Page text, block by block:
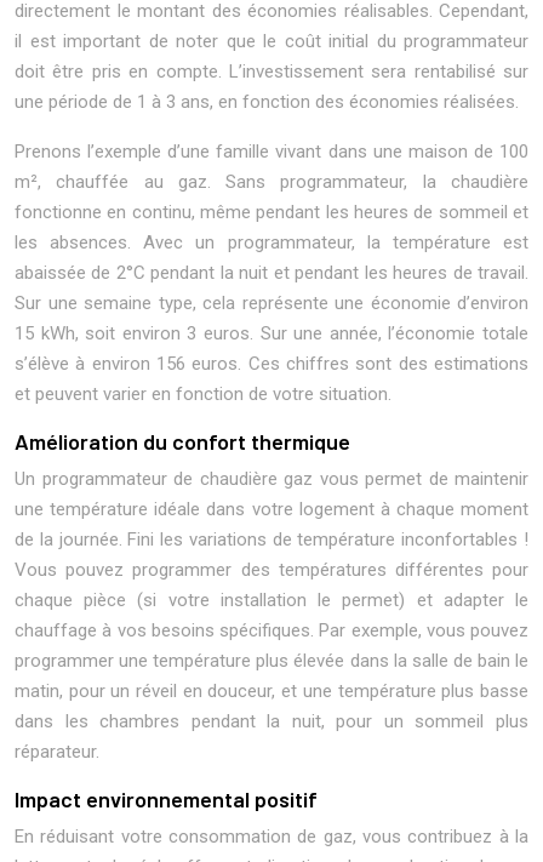
directement le montant des économies réalisables. Cependant,
il est important de noter que le coût initial du programmateur
doit être pris en compte. L’investissement sera rentabilisé sur
une période de 1 à 3 ans, en fonction des économies réalisées.
Prenons l’exemple d’une famille vivant dans une maison de 100
m², chauffée au gaz. Sans programmateur, la chaudière
fonctionne en continu, même pendant les heures de sommeil et
les absences. Avec un programmateur, la température est
abaissée de 2°C pendant la nuit et pendant les heures de travail.
Sur une semaine type, cela représente une économie d’environ
15 kWh, soit environ 3 euros. Sur une année, l’économie totale
s’élève à environ 156 euros. Ces chiffres sont des estimations
et peuvent varier en fonction de votre situation.
Amélioration du confort thermique
Un programmateur de chaudière gaz vous permet de maintenir
une température idéale dans votre logement à chaque moment
de la journée. Fini les variations de température inconfortables !
Vous pouvez programmer des températures différentes pour
chaque pièce (si votre installation le permet) et adapter le
chauffage à vos besoins spécifiques. Par exemple, vous pouvez
programmer une température plus élevée dans la salle de bain le
matin, pour un réveil en douceur, et une température plus basse
dans les chambres pendant la nuit, pour un sommeil plus
réparateur.
Impact environnemental positif
En réduisant votre consommation de gaz, vous contribuez à la